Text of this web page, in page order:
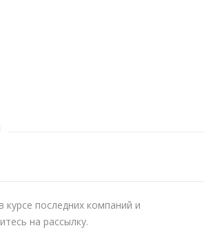
последних компаний и
на рассылку.